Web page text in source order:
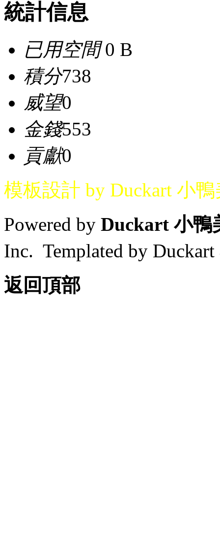
統計信息
已用空間0 B
積分738
威望0
金錢553
貢獻0
模板設計 by Duckart 小
Powered by Duckart 小鴨
Inc. Templated by
返回頂部